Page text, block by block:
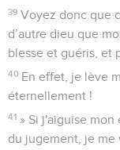
39 Voyez donc que
d’autre dieu que
blesse et guéris, et
40 En effet, je lève
éternellement !
41 » Si j'aiguise mon
du jugement, je me